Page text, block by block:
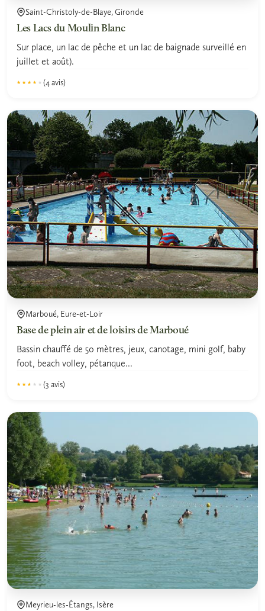
Saint-Christoly-de-Blaye, Gironde
Les Lacs du Moulin Blanc
Sur place, un lac de pêche et un lac de baignade surveillé en
juillet et août).
★★★★★
★★★★★ (4 avis)
Marboué, Eure-et-Loir
Base de plein air et de loisirs de Marboué
Bassin chauffé de 50 mètres, jeux, canotage, mini golf, baby
foot, beach volley, pétanque...
★★★★★
★★★★★ (3 avis)
Meyrieu-les-Étangs, Isère